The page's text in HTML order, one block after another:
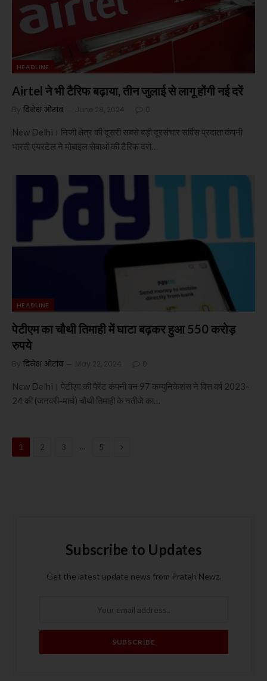
HEADLINE
Airtel ने भी टैरिफ बढ़ाया, तीन जुलाई से लागू होंगी नई दरें
By दिनेश ओरांव June 28, 2024 0
New Delhi। निजी क्षेत्र की दूसरी सबसे बड़ी दूरसंचार सर्विस प्रदाता कंपनी
भारती एयरटेल ने मोबाइल सेवाओं की टैरिफ दरों…
HEADLINE
पेटीएम का चौथी तिमाही में घाटा बढ़कर हुआ 550 करोड़
रुपये
By दिनेश ओरांव May 22, 2024 0
New Delhi। पेटीएम की पैरेंट कंपनी वन 97 कम्युनिकेशंस ने वित्त वर्ष 2023-
24 की (जनवरी-मार्च) चौथी तिमाही के नतीजे का…
1 2 3 … 5 Next
Subscribe to Updates
Get the latest update news from Pratah Newz.